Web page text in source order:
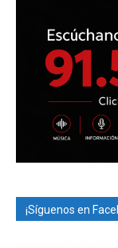
¡Síguenos en